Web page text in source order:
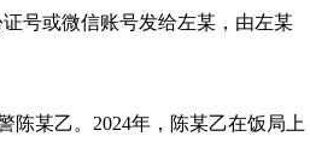
号或微信账号发给左某，由左某
陈某乙。2024年，陈某乙在饭局上